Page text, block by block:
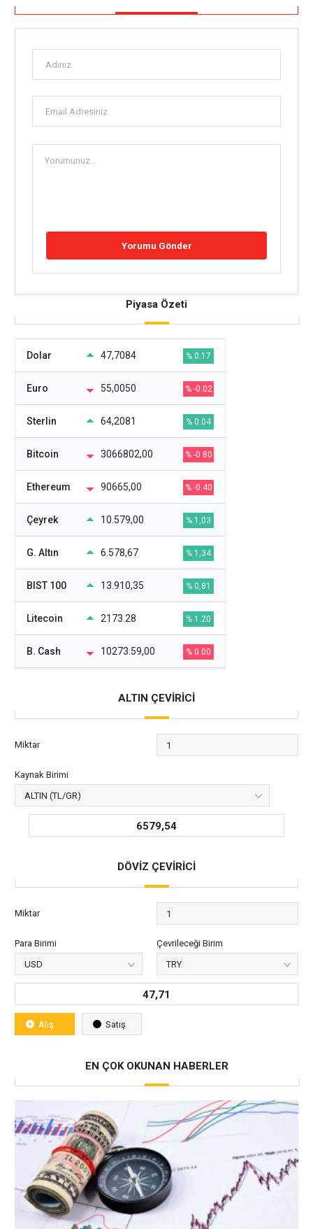
Piyasa Özeti
Dolar 47,7084 % 0.17
Euro 55,0050 % -0.02
Sterlin 64,2081 % 0.04
Bitcoin 3066802,00 % -0.80
Ethereum 90665,00 % -0.40
Çeyrek 10.579,00 % 1,03
G. Altın 6.578,67 % 1,34
BIST 100 13.910,35 % 0,81
Litecoin 2173.28 % 1.20
B. Cash 10273.59,00 % 0.00
ALTIN ÇEVİRİCİ
Miktar
Kaynak Birimi
6579,54
DÖVİZ ÇEVİRİCİ
Miktar
Para Birimi Çevrileceği Birim
47,71
Alış Satış
EN ÇOK OKUNAN HABERLER